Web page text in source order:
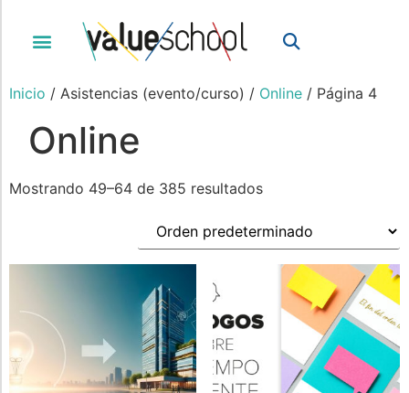
Inicio / Asistencias (evento/curso) / Online / Página 4
Online
Mostrando 49–64 de 385 resultados